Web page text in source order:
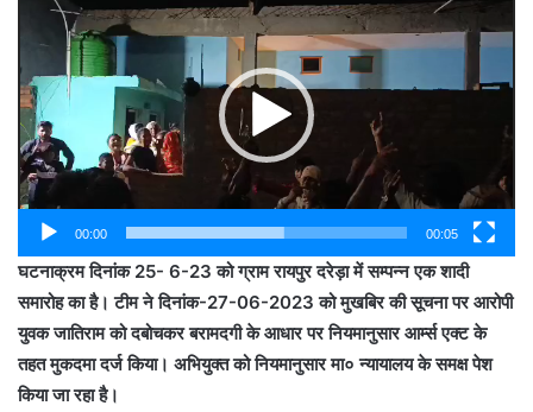
Player
00:00 00:05
घटनाक्रम दिनांक 25- 6-23 को ग्राम रायपुर दरेड़ा में सम्पन्न एक शादी
समारोह का है। टीम ने दिनांक-27-06-2023 को मुखबिर की सूचना पर आरोपी
युवक जातिराम को दबोचकर बरामदगी के आधार पर नियमानुसार आर्म्स एक्ट के
तहत मुकदमा दर्ज किया। अभियुक्त को नियमानुसार मा० न्यायालय के समक्ष पेश
किया जा रहा है।